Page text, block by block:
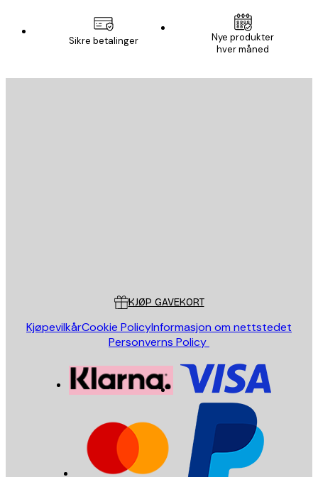
Sikre betalinger
Nye produkter
hver måned
KJØP GAVEKORT
KjøpevilkårCookie PolicyInformasjon om nettstedet
Personverns Policy